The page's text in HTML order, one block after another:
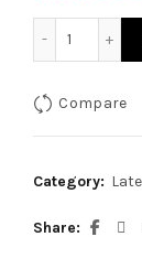
Latex
Compare
Category:
Share